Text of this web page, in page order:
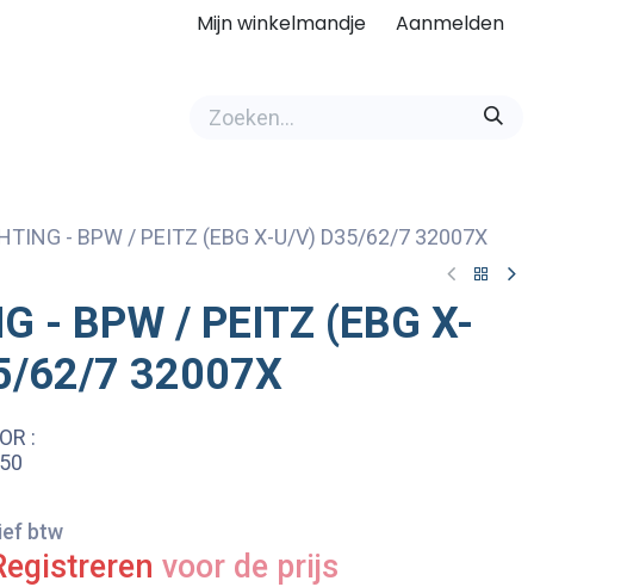
Mijn winkelmandje Aanmelden
- BPW / PEITZ (EBG X-U/V) D35/62/7 32007X
- BPW / PEITZ (EBG X-
62/7 32007X
:
btw
voor de prijs